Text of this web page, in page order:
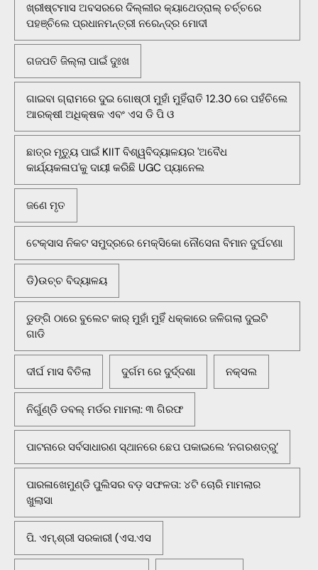
ଖ୍ରୀଷ୍ଟମାସ ଅବସରରେ ଦିଲ୍ଲୀର କ୍ୟାଥେଡ୍ରାଲ୍ ଚର୍ଚ୍ଚରେ
ପହଞ୍ଚିଲେ ପ୍ରଧାନମନ୍ତ୍ରୀ ନରେନ୍ଦ୍ର ମୋଦୀ
ଗଜପତି ଜିଲ୍ଲା ପାଇଁ ଦୁଃଖ
ଗାଇବା ଗ୍ରାମରେ ଦୁଇ ଗୋଷ୍ଠୀ ମୁହାଁ ମୁହିଁରାତି 12.30 ରେ ପହଁଚିଲେ
ଆରକ୍ଷୀ ଅଧିକ୍ଷକ ଏବଂ ଏସ ଡି ପି ଓ
ଛାତ୍ର ମୃତ୍ୟୁ ପାଇଁ KIIT ବିଶ୍ୱବିଦ୍ୟାଳୟର 'ଅବୈଧ
କାର୍ଯ୍ୟକଳାପ'କୁ ଦାୟୀ କରିଛି UGC ପ୍ୟାନେଲ
ଜଣେ ମୃତ
ଟେକ୍ସାସ ନିକଟ ସମୁଦ୍ରରେ ମେକ୍ସିକୋ ନୌସେନା ବିମାନ ଦୁର୍ଘଟଣା
ଡି)ଉଚ୍ଚ ବିଦ୍ୟାଳୟ
ଡୁଙ୍ଗି ଠାରେ ବୁଲେଟ କାର୍ ମୁହାଁ ମୁହିଁ ଧକ୍କାରେ ଜଳିଗଲା ଦୁଇଟି
ଗାଡି
ଦୀର୍ଘ ମାସ ବିତିଲା ଦୁର୍ଗମ ରେ ଦୁର୍ଦ୍ଦଶା ନକ୍ସଲ
ନିର୍ଗୁଣ୍ଡି ଡବଲ୍ ମର୍ଡର ମାମଲା: ୩ ଗିରଫ
ପାଟନାରେ ସର୍ବସାଧାରଣ ସ୍ଥାନରେ ଛେପ ପକାଇଲେ ‘ନଗରଶତ୍ରୁ’
ପାରଳାଖେମୁଣ୍ଡି ପୁଲିସର ବଡ଼ ସଫଳତା: ୪ଟି ଚୋରି ମାମଲାର
ଖୁଲାସା
ପି. ଏମ୍.ଶ୍ରୀ ସରକାରୀ (ଏସ.ଏସ